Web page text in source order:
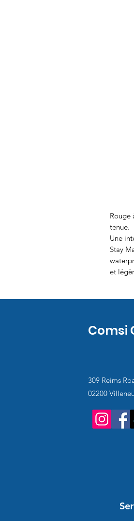
Rouge
tenue.
Une
Stay
et
Comsi
309 Reims
02200